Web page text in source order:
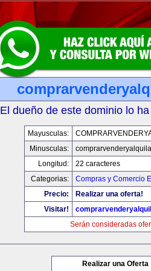
El dueño de este dominio lo
Mayusculas:
Minusculas:
Longitud:
22 caracteres
Categorias:
Compras y Comercio
Precio:
Realizar una oferta!
Visitar!
Serán consideradas
Realizar una Oferta